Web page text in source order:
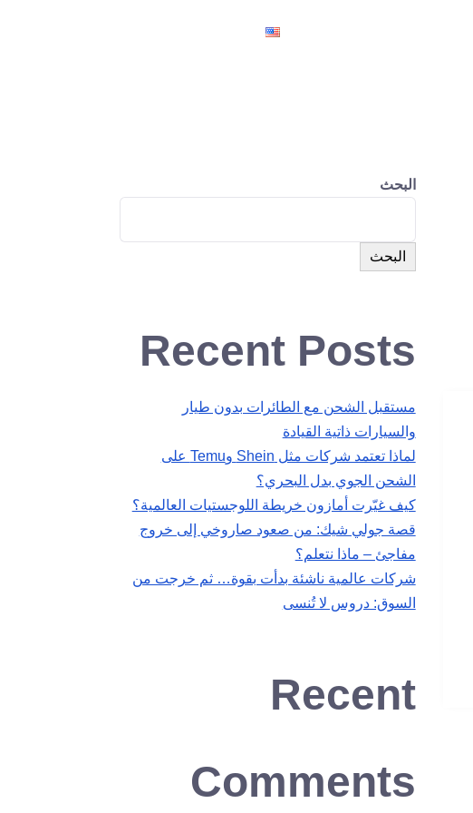
البحث
البحث
Recent Posts
مستقبل الشحن مع الطائرات بدون طيار
والسيارات ذاتية القيادة
لماذا تعتمد شركات مثل Shein وTemu على
الشحن الجوي بدل البحري؟
كيف غيّرت أمازون خريطة اللوجستيات العالمية؟
قصة جولي شيك: من صعود صاروخي إلى خروج
مفاجئ – ماذا نتعلم؟
شركات عالمية ناشئة بدأت بقوة… ثم خرجت من
السوق: دروس لا تُنسى
Recent
Comments